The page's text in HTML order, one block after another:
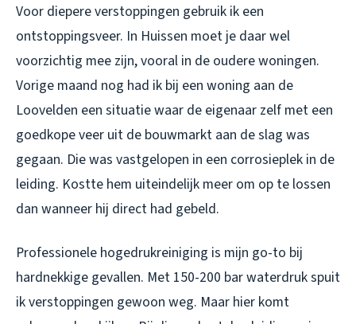
Voor diepere verstoppingen gebruik ik een
ontstoppingsveer. In Huissen moet je daar wel
voorzichtig mee zijn, vooral in de oudere woningen.
Vorige maand nog had ik bij een woning aan de
Loovelden een situatie waar de eigenaar zelf met een
goedkope veer uit de bouwmarkt aan de slag was
gegaan. Die was vastgelopen in een corrosieplek in de
leiding. Kostte hem uiteindelijk meer om op te lossen
dan wanneer hij direct had gebeld.
Professionele hogedrukreiniging is mijn go-to bij
hardnekkige gevallen. Met 150-200 bar waterdruk spuit
ik verstoppingen gewoon weg. Maar hier komt